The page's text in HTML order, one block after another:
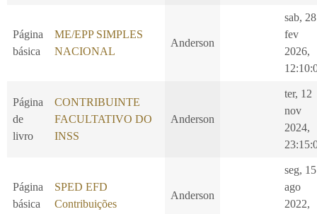
Página
básica
ME/EPP SIMPLES
NACIONAL
Anderson
sab, 28
fev
2026,
Página
de
livro
CONTRIBUINTE
FACULTATIVO DO
INSS
Anderson
ter, 12
nov
2024,
Página
básica
SPED EFD
Contribuições
Anderson
seg, 15
ago
2022,